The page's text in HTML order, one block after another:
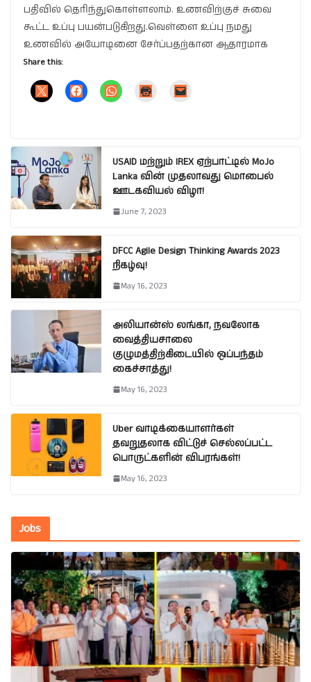
பதிவில் தெரிந்துகொள்ளலாம். உணவிற்குச் சுவை
கூட்ட உப்பு பயன்படுகிறது.வெள்ளை உப்பு நமது
உணவில் அயோடினை சேர்ப்பதற்கான ஆதாரமாக
Share this:
USAID மற்றும் IREX ஏற்பாட்டில் MoJo
Lanka வின் முதலாவது மொபைல்
ஊடகவியல் விழா!
June 7, 2023
DFCC Agile Design Thinking Awards 2023
நிகழ்வு!
May 16, 2023
அலியான்ஸ் லங்கா, நவலோக
வைத்தியசாலை
குழுமத்திற்கிடையில் ஒப்பந்தம்
கைச்சாத்து!
May 16, 2023
Uber வாடிக்கையாளர்கள்
தவறுதலாக விட்டுச் செல்லப்பட்ட
பொருட்களின் விபரங்கள்!
May 16, 2023
Jobs